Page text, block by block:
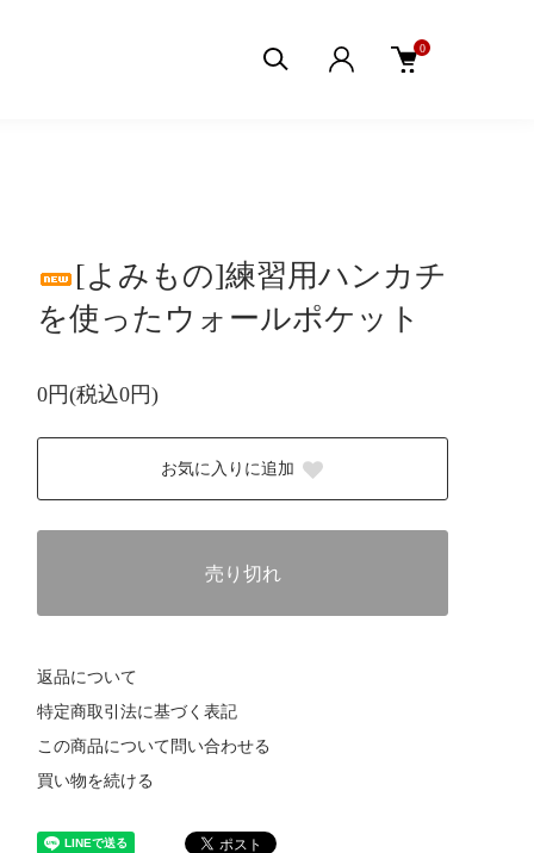
0
[よみもの]練習用ハンカチ
を使ったウォールポケット
0円(税込0円)
お気に入りに追加
売り切れ
返品について
特定商取引法に基づく表記
この商品について問い合わせる
買い物を続ける